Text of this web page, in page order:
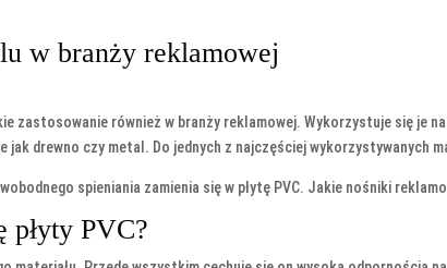
w branży reklamowej
zastosowanie również w branży reklamowej. Wykorzystuje się je
jak drewno czy metal. Do jednych z najczęściej wykorzystywanych
spieniania zamienia się w płytę PVC. Jakie nośniki
płyty PVC?